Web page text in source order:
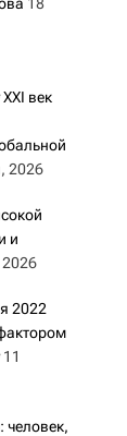
век
2026
и
2022
11